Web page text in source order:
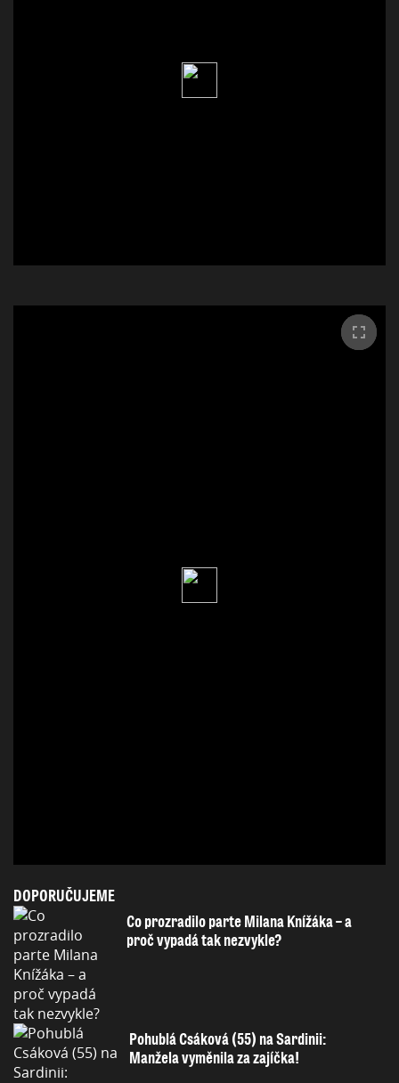
DOPORUČUJEME
Co prozradilo parte Milana Knížáka – a
proč vypadá tak nezvykle?
Pohublá Csáková (55) na Sardinii:
Manžela vyměnila za zajíčka!